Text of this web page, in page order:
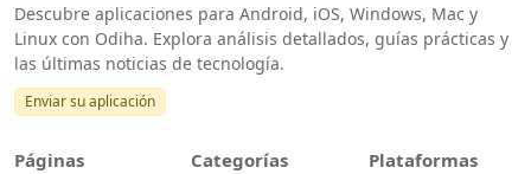
Descubre aplicaciones para Android, iOS, Windows, Mac y
Linux con Odiha. Explora análisis detallados, guías prácticas y
las últimas noticias de tecnología.
Enviar su aplicación
Páginas Categorías Plataformas